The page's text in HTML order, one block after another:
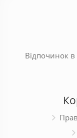
Відпочинок в